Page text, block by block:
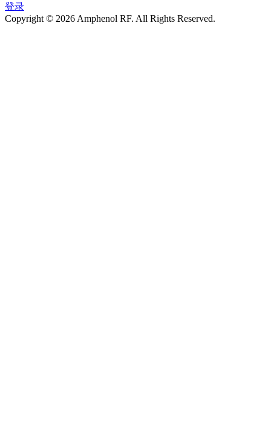
登录
Copyright © 2026 Amphenol RF. All Rights Reserved.